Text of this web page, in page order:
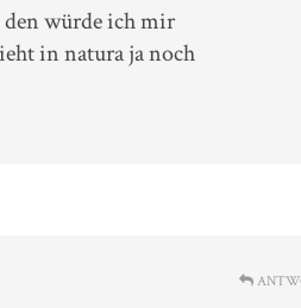
den würde ich mir
in natura ja noch